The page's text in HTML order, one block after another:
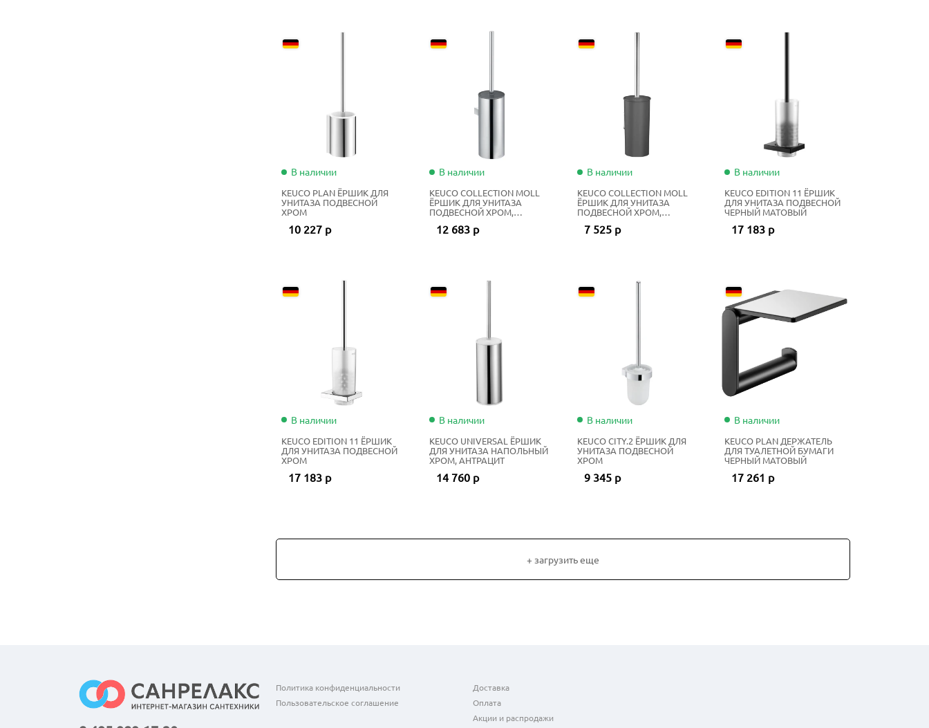
В наличии
KEUCO PLAN ЁРШИК ДЛЯ
УНИТАЗА ПОДВЕСНОЙ
ХРОМ
10 227 р
В наличии
KEUCO COLLECTION MOLL
ЁРШИК ДЛЯ УНИТАЗА
ПОДВЕСНОЙ ХРОМ,
12 683 р
В наличии
KEUCO COLLECTION MOLL
ЁРШИК ДЛЯ УНИТАЗА
ПОДВЕСНОЙ ХРОМ,
7 525 р
В наличии
KEUCO EDITION 11 ЁРШИК
ДЛЯ УНИТАЗА ПОДВЕСНОЙ
ЧЕРНЫЙ МАТОВЫЙ
17 183 р
В наличии
KEUCO EDITION 11 ЁРШИК
ДЛЯ УНИТАЗА ПОДВЕСНОЙ
ХРОМ
17 183 р
В наличии
KEUCO UNIVERSAL ЁРШИК
ДЛЯ УНИТАЗА НАПОЛЬНЫЙ
ХРОМ, АНТРАЦИТ
14 760 р
В наличии
KEUCO CITY.2 ЁРШИК ДЛЯ
УНИТАЗА ПОДВЕСНОЙ
ХРОМ
9 345 р
В наличии
KEUCO PLAN ДЕРЖАТЕЛЬ
ДЛЯ ТУАЛЕТНОЙ БУМАГИ
ЧЕРНЫЙ МАТОВЫЙ
17 261 р
+ загрузить еще
Политика конфиденциальности
Пользовательское соглашение
Доставка
Оплата
Акции и распродажи